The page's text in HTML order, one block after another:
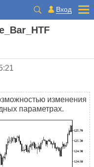
Вход
изменения
параметрах.